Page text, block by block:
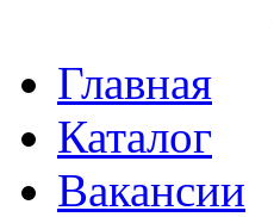
Главная
Каталог
Вакансии